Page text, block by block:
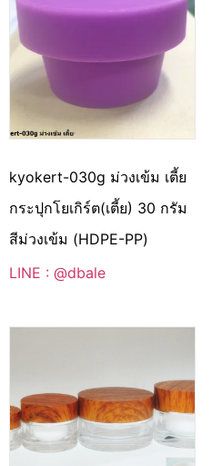
kyokert-030g ม่วงเข้ม เตี้ย
กระปุกโยเกิร์ต(เตี้ย) 30 กรัม
สีม่วงเข้ม (HDPE-PP)
LINE : @dbale